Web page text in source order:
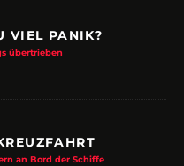
VIEL PANIK?
übertrieben
an Bord der Schiffe